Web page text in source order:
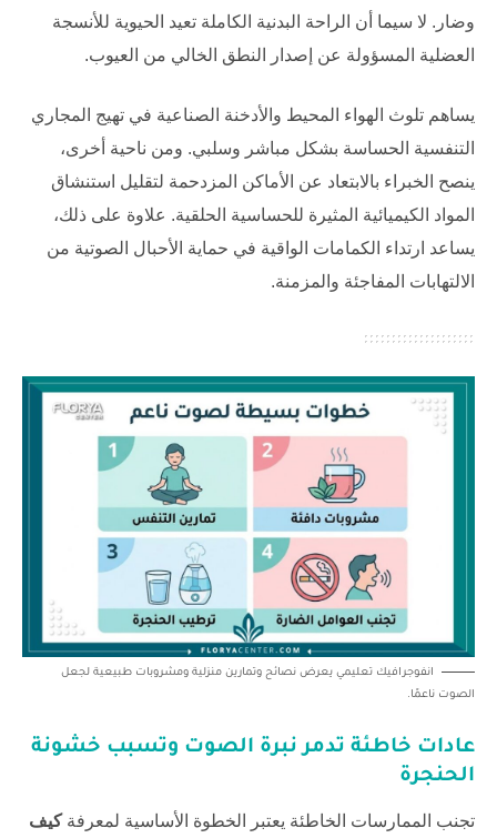
وضار. لا سيما أن الراحة البدنية الكاملة تعيد الحيوية للأنسجة
العضلية المسؤولة عن إصدار النطق الخالي من العيوب.
يساهم تلوث الهواء المحيط والأدخنة الصناعية في تهيج المجاري
التنفسية الحساسة بشكل مباشر وسلبي. ومن ناحية أخرى،
ينصح الخبراء بالابتعاد عن الأماكن المزدحمة لتقليل استنشاق
المواد الكيميائية المثيرة للحساسية الحلقية. علاوة على ذلك،
يساعد ارتداء الكمامات الواقية في حماية الأحبال الصوتية من
الالتهابات المفاجئة والمزمنة.
انفوجرافيك تعليمي يعرض نصائح وتمارين منزلية ومشروبات طبيعية لجعل
الصوت ناعمًا.
عادات خاطئة تدمر نبرة الصوت وتسبب خشونة
الحنجرة
تجنب الممارسات الخاطئة يعتبر الخطوة الأساسية لمعرفةكيف